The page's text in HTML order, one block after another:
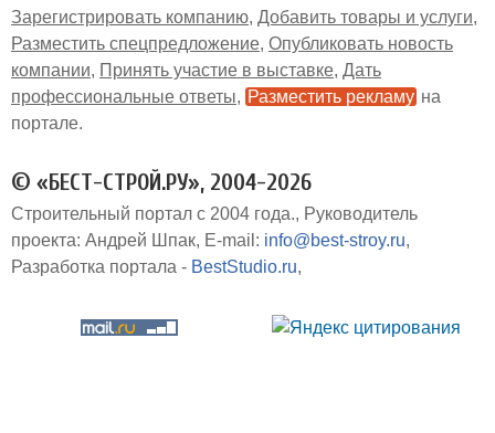
Зарегистрировать компанию Добавить товары и услуги
Разместить спецпредложение Опубликовать новость
компании
Принять участие в выставке Дать
профессиональные ответы
Разместить рекламу на
портале
© «БЕСТ-СТРОЙ.РУ», 2004-2026
Строительный портал с 2004 года.
Руководитель
проекта: Андрей Шпак E-mail: info@best-stroy.ru
Разработка портала - BestStudio.ru